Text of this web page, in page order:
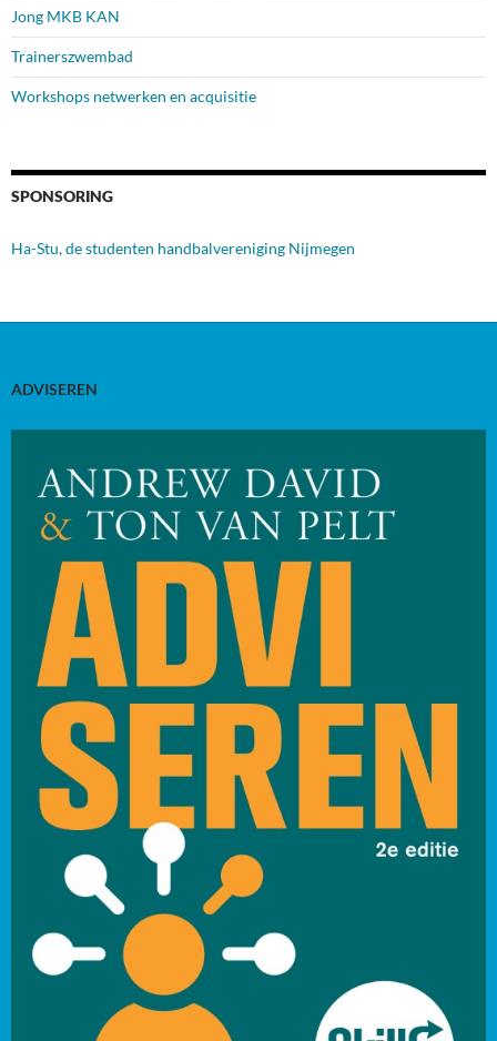
Jong MKB KAN
Trainerszwembad
Workshops netwerken en acquisitie
SPONSORING
Ha-Stu, de studenten handbalvereniging Nijmegen
ADVISEREN